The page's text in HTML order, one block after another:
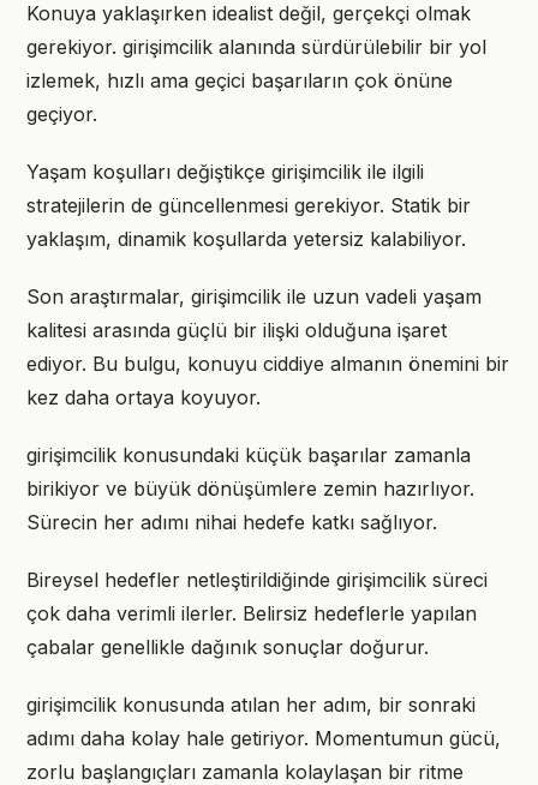
Konuya yaklaşırken idealist değil, gerçekçi olmak
gerekiyor. girişimcilik alanında sürdürülebilir bir yol
izlemek, hızlı ama geçici başarıların çok önüne
geçiyor.
Yaşam koşulları değiştikçe girişimcilik ile ilgili
stratejilerin de güncellenmesi gerekiyor. Statik bir
yaklaşım, dinamik koşullarda yetersiz kalabiliyor.
Son araştırmalar, girişimcilik ile uzun vadeli yaşam
kalitesi arasında güçlü bir ilişki olduğuna işaret
ediyor. Bu bulgu, konuyu ciddiye almanın önemini bir
kez daha ortaya koyuyor.
girişimcilik konusundaki küçük başarılar zamanla
birikiyor ve büyük dönüşümlere zemin hazırlıyor.
Sürecin her adımı nihai hedefe katkı sağlıyor.
Bireysel hedefler netleştirildiğinde girişimcilik süreci
çok daha verimli ilerler. Belirsiz hedeflerle yapılan
çabalar genellikle dağınık sonuçlar doğurur.
girişimcilik konusunda atılan her adım, bir sonraki
adımı daha kolay hale getiriyor. Momentumun gücü,
zorlu başlangıçları zamanla kolaylaşan bir ritme